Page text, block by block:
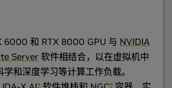
6000 和 RTX 8000 GPU 与 NVIDIA
Server 软件相结合，以在虚拟机中
和深度学习等计算工作负载。
™ ™